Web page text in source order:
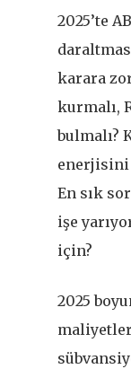
2025’te
karara
kurmalı,
bulmalı?
enerjisini
En sık
işe
için?
2025